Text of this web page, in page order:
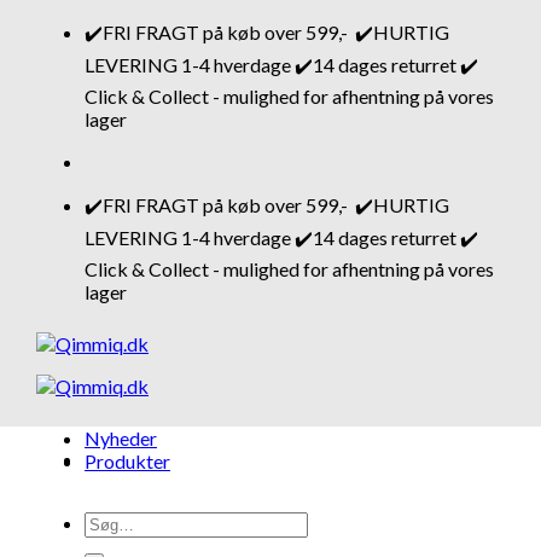
Fortsæt
✔️FRI FRAGT på køb over 599,- ✔️HURTIG
LEVERING 1-4 hverdage ✔️14 dages returret ✔️
Click & Collect - mulighed for afhentning på vores
lager
✔️FRI FRAGT på køb over 599,- ✔️HURTIG
LEVERING 1-4 hverdage ✔️14 dages returret ✔️
Click & Collect - mulighed for afhentning på vores
lager
Søg
efter:
Nyheder
Produkter